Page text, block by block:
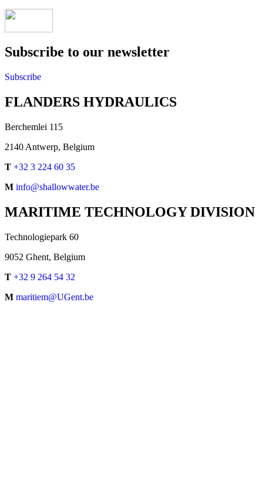
Subscribe to our newsletter
Subscribe
FLANDERS HYDRAULICS
Berchemlei 115
2140 Antwerp, Belgium
T +32 3 224 60 35
M info@shallowwater.be
MARITIME TECHNOLOGY DIVISION
Technologiepark 60
9052 Ghent, Belgium
T +32 9 264 54 32
M maritiem@UGent.be